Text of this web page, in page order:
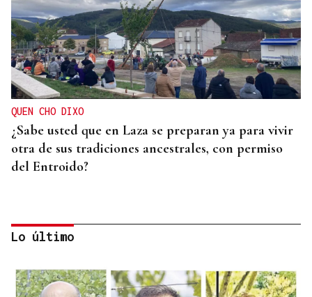
QUEN CHO DIXO
¿Sabe usted que en Laza se preparan ya para vivir
otra de sus tradiciones ancestrales, con permiso
del Entroido?
Lo último